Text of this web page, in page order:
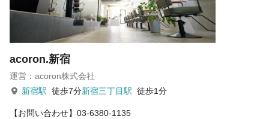
acoron.新宿
運営：acoron株式会社
新宿駅 徒歩7分新宿三丁目駅 徒歩1分
【お問い合わせ】03-6380-1135